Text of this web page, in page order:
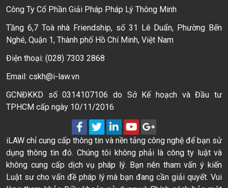
Công Ty Cổ Phần Giải Pháp Pháp Lý Thông Minh
Tầng 6,7 Toà nhà Friendship, số 31 Lê Duẩn, Phường Bến
Nghé, Quận 1, Thành phố Hồ Chí Minh, Việt Nam
Điện thoại: (028) 7303 2868
Email: cskh@i-law.vn
GCNĐKKD số 0314107106 do Sở Kế hoạch và Đầu tư
TPHCM cấp ngày 10/11/2016
iLAW chỉ cung cấp thông tin và nền tảng công nghệ để bạn sử
dụng thông tin đó. Chúng tôi không phải là công ty luật và
không cung cấp dịch vụ pháp lý. Bạn nên tham vấn ý kiến
Luật sư cho vấn đề pháp lý mà bạn đang cần giải quyết. Vui